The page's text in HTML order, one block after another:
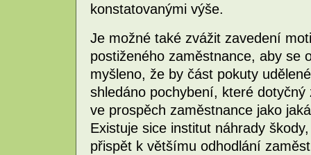
konstatovanými výše.
Je možné také zvážit zavedení
postiženého zaměstnance, aby se
myšleno, že by část pokuty
shledáno pochybení, které
ve prospěch zaměstnance jako
Existuje sice institut náhrady
přispět k většímu odhodlání